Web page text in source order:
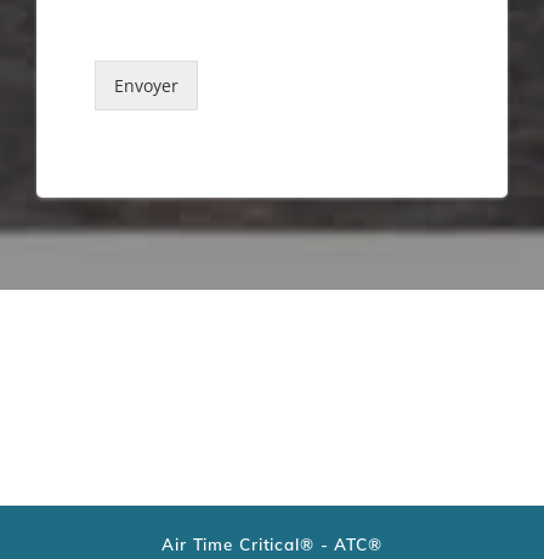
Envoyer
Air Time Critical® - ATC®